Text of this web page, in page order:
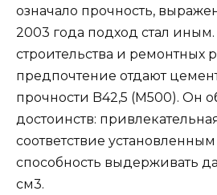
означало прочность,
2003 года подход стал
строительства и ремонтных
предпочтение отдают
прочности B42,5 (M500). Он
достоинств:
соответствие
способность выдерживать
см3.